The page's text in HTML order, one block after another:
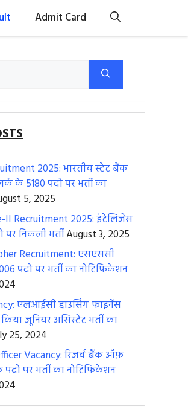
Admit Card
2025: भारतीय स्टेट बैंक
के 5180 पदो पर भर्ती का
5, 2025
II Recruitment 2025: इंटेलिजेंस
पर निकली भर्तीAugust 3, 2025
Recruitment: एसएससी
पदो पर भर्ती का नोटिफिकेशन
एलआईसी हाउसिंग फाइनेंस
जूनियर असिस्टेंट भर्ती का
25, 2024
Vacancy: रिजर्व बैंक ऑफ़
पदो पर भर्ती का नोटिफिकेशन